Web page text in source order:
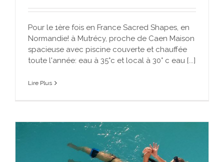
Pour le 1ère fois en France Sacred Shapes, en
Normandie! à Mutrécy, proche de Caen Maison
spacieuse avec piscine couverte et chauffée
toute l'année: eau à 35°c et local à 30° c eau [...]
Lire Plus